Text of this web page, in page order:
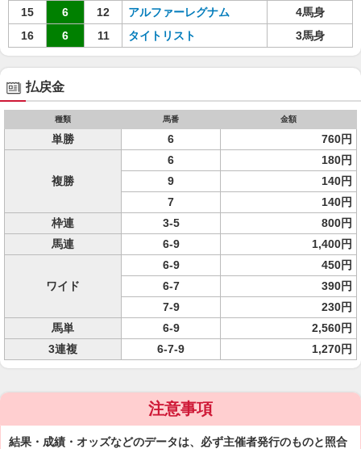
15
6 12 アルファーレグナム
4馬身
16
6 11 タイトリスト 3馬身
払戻金
種類 馬番 金額
単勝 6 760円
複勝
6
180円
9
140円
7
140円
枠連
3-5
800円
馬連
6-9 1,400円
ワイド
6-9
450円
6-7
390円
7-9
230円
馬単
6-9
2,560円
3連複
6-7-9 1,270円
注意事項
結果・成績・オッズなどのデータは、必ず主催者発行のものと照合